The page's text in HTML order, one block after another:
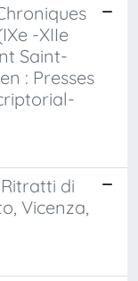
-XIIe
Saint-
: Presses
di
Vicenza,